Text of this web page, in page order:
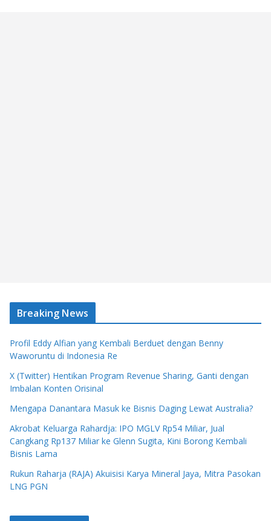
Breaking News
Profil Eddy Alfian yang Kembali Berduet dengan Benny
Waworuntu di Indonesia Re
X (Twitter) Hentikan Program Revenue Sharing, Ganti dengan
Imbalan Konten Orisinal
Mengapa Danantara Masuk ke Bisnis Daging Lewat Australia?
Akrobat Keluarga Rahardja: IPO MGLV Rp54 Miliar, Jual
Cangkang Rp137 Miliar ke Glenn Sugita, Kini Borong Kembali
Bisnis Lama
Rukun Raharja (RAJA) Akuisisi Karya Mineral Jaya, Mitra Pasokan
LNG PGN